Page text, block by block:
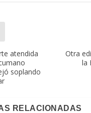
atendida
soplando
Otra
la
RELACIONADAS